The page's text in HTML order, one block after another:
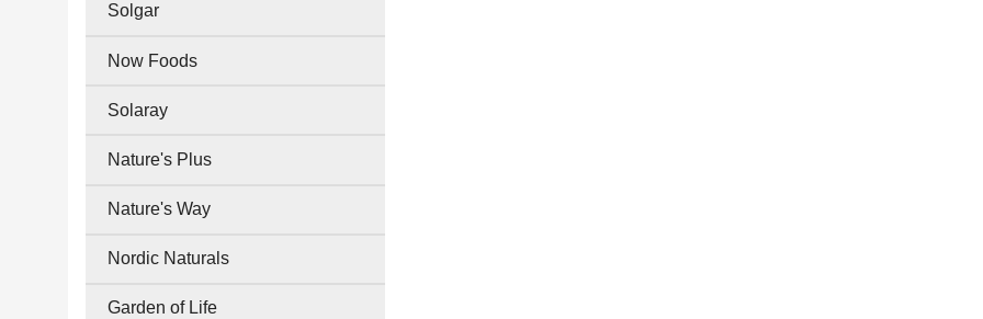
Solgar
Now Foods
Solaray
Nature's Plus
Nature's Way
Nordic Naturals
Garden of Life